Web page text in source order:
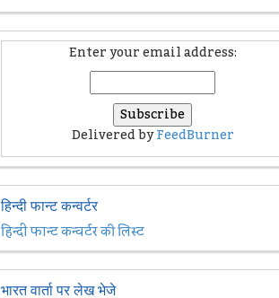
Enter your email address:
Delivered byFeedBurner
हिन्दी फान्ट कन्वर्टर
हिन्दी फान्ट कन्वर्टर की लिस्ट
भारत वार्ता पर लेख भेजे